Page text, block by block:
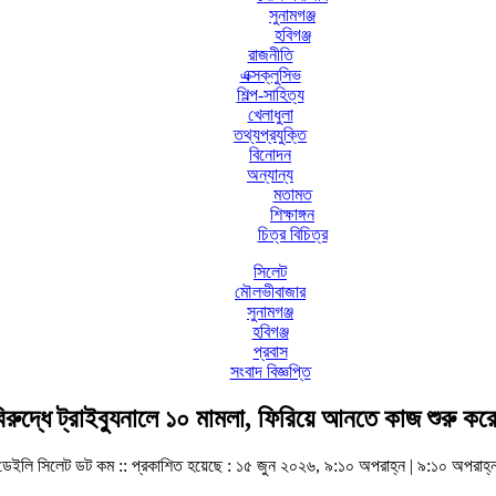
সুনামগঞ্জ
হবিগঞ্জ
রাজনীতি
এক্সক্লুসিভ
শিল্প-সাহিত্য
খেলাধুলা
তথ্যপ্রযুক্তি
বিনোদন
অন্যান্য
মতামত
শিক্ষাঙ্গন
চিত্র বিচিত্র
সিলেট
মৌলভীবাজার
সুনামগঞ্জ
হবিগঞ্জ
প্রবাস
সংবাদ বিজ্ঞপ্তি
ট্রাইব্যুনালে ১০ মামলা, ফিরিয়ে আনতে কাজ শুরু
সিলেট ডট কম ::প্রকাশিত হয়েছে : ১৫ জুন ২০২৬, ৯:১০ অপরাহ্ন | ৯:১০